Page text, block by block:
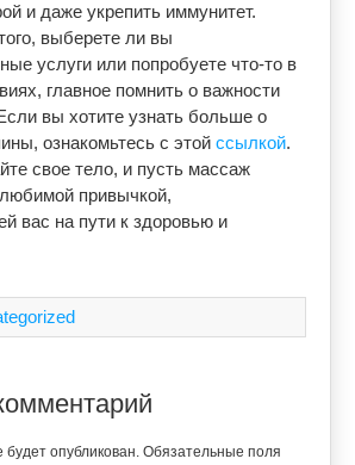
и даже укрепить иммунитет.
выберете ли вы
услуги или попробуете что-то в
главное помнить о важности
вы хотите узнать больше о
ознакомьтесь с этой ссылкой.
свое тело, и пусть массаж
привычкой,
вас на пути к здоровью и
опубликован. Обязательные поля